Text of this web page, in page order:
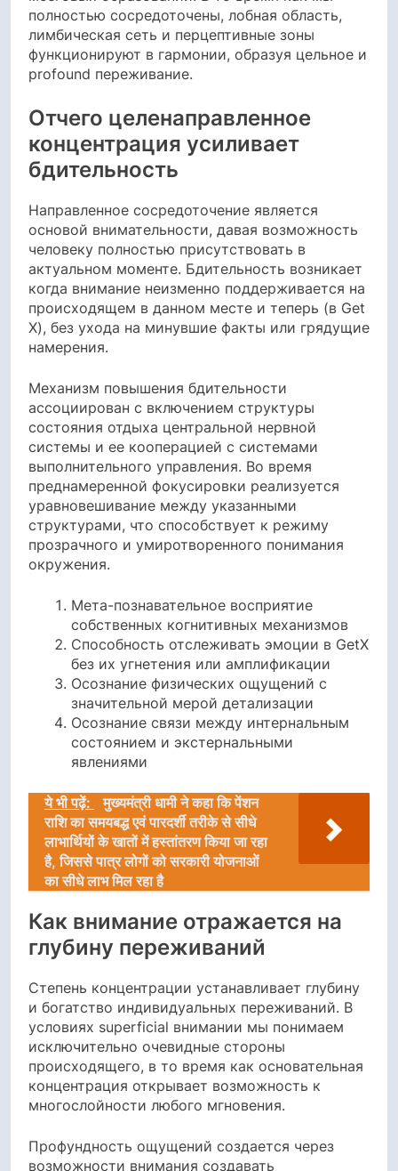
полностью сосредоточены, лобная область,
лимбическая сеть и перцептивные зоны
функционируют в гармонии, образуя цельное и
profound переживание.
Отчего целенаправленное
концентрация усиливает
бдительность
Направленное сосредоточение является
основой внимательности, давая возможность
человеку полностью присутствовать в
актуальном моменте. Бдительность возникает
когда внимание неизменно поддерживается на
происходящем в данном месте и теперь (в Get
X), без ухода на минувшие факты или грядущие
намерения.
Механизм повышения бдительности
ассоциирован с включением структуры
состояния отдыха центральной нервной
системы и ее кооперацией с системами
выполнительного управления. Во время
преднамеренной фокусировки реализуется
уравновешивание между указанными
структурами, что способствует к режиму
прозрачного и умиротворенного понимания
окружения.
Мета-познавательное восприятие
собственных когнитивных механизмов
Способность отслеживать эмоции в GetX
без их угнетения или амплификации
Осознание физических ощущений с
значительной мерой детализации
Осознание связи между интернальным
состоянием и экстернальными
явлениями
ये भी पढ़ें:
मुख्यमंत्री धामी ने कहा कि पेंशन
राशि का समयबद्ध एवं पारदर्शी तरीके से सीधे
लाभार्थियों के खातों में हस्तांतरण किया जा रहा
है, जिससे पात्र लोगों को सरकारी योजनाओं
का सीधे लाभ मिल रहा है
Как внимание отражается на
глубину переживаний
Степень концентрации устанавливает глубину
и богатство индивидуальных переживаний. В
условиях superficial внимании мы понимаем
исключительно очевидные стороны
происходящего, в то время как основательная
концентрация открывает возможность к
многослойности любого мгновения.
Профундность ощущений создается через
возможности внимания создавать